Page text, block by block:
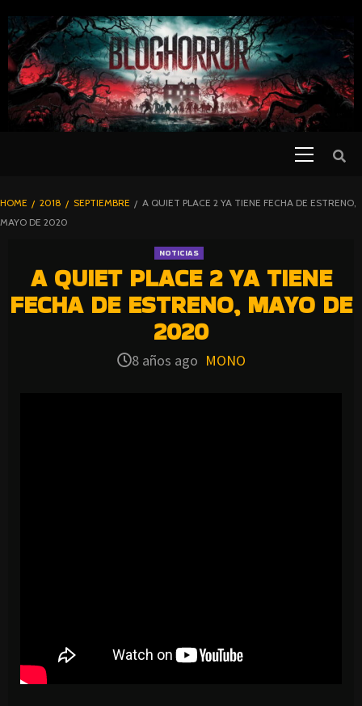
TO
CONTENT
BLOGHORROR
⋆
HOME 2018 SEPTIEMBRE
A QUIET PLACE 2 YA TIENE FECHA DE ESTRENO,
MAYO DE 2020
NOTICIAS
A QUIET PLACE 2 YA TIENE
FECHA DE ESTRENO, MAYO DE
2020
8 años ago MONO